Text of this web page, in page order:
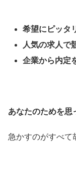
希望にピッタ
人気の求人で
企業から内定
あなたのためを思
急かすのがすべて